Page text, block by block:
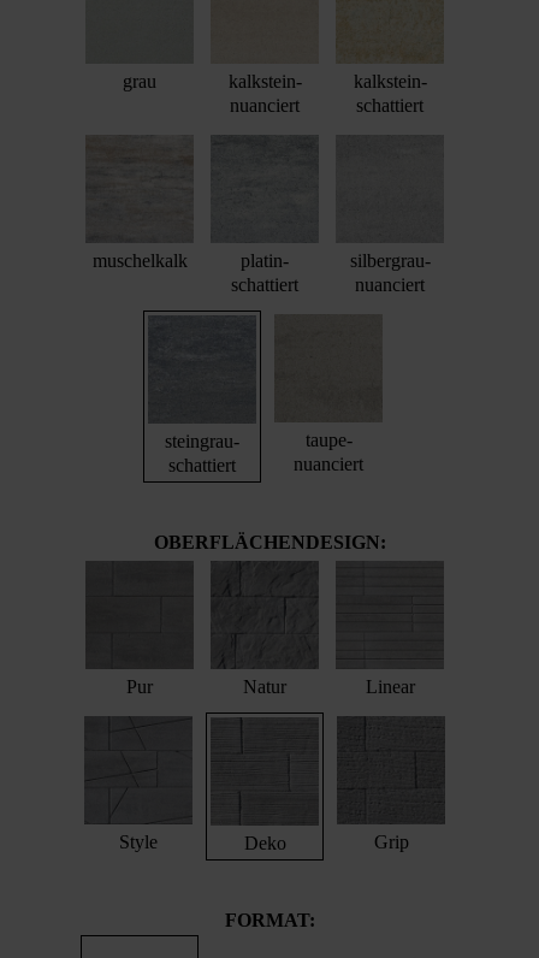
grau
kalkstein-
nuanciert
kalkstein-
schattiert
muschelkalk
platin-
schattiert
silbergrau-
nuanciert
steingrau-
schattiert
taupe-
nuanciert
OBERFLÄCHENDESIGN:
Pur Natur Linear
Style Deko Grip
FORMAT: